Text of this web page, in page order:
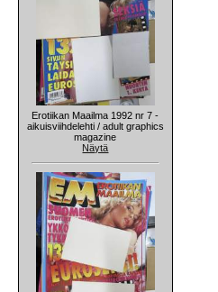
Erotiikan Maailma 1992 nr 7 -
aikuisviihdelehti / adult graphics
magazine
Näytä